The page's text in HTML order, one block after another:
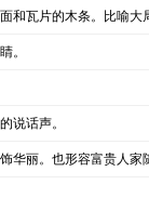
和瓦片的木条。比喻大
。
说话声。
华丽。也形容富贵人家